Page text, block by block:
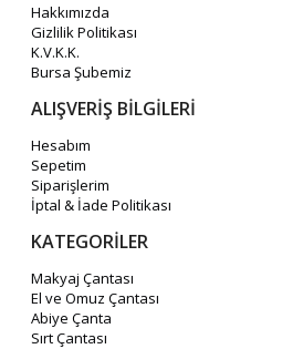
Hakkımızda
Gizlilik Politikası
K.V.K.K.
Bursa Şubemiz
ALIŞVERİŞ BİLGİLERİ
Hesabım
Sepetim
Siparişlerim
İptal & İade Politikası
KATEGORİLER
Makyaj Çantası
El ve Omuz Çantası
Abiye Çanta
Sırt Çantası